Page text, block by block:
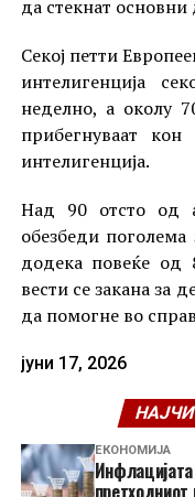
да стекнат
Секој петти
интелигенција
неделно, а околу
прибегнуваат
интелигенција.
Над 90 отсто од
обезбеди
додека повеќе од
вести се закана за
да помогне во
јуни 17, 2026
ЕКОНОМИЈА